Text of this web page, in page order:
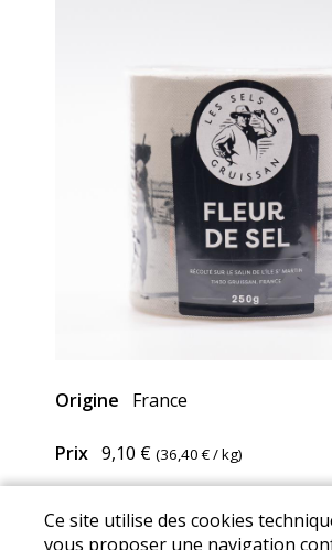
Origine France
Prix 9,10 € (36,40 €/ kg)
Mentions LégalesIConditions
Ce site utilise des cookies
vous proposer une navigation